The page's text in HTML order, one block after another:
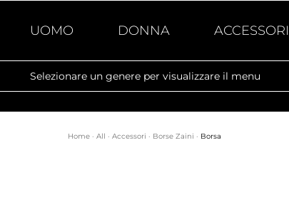
UOMO DONNA ACCESSORI
Selezionare un genere per visualizzare il menu
Home · All · Accessori · Borse Zaini · Borsa